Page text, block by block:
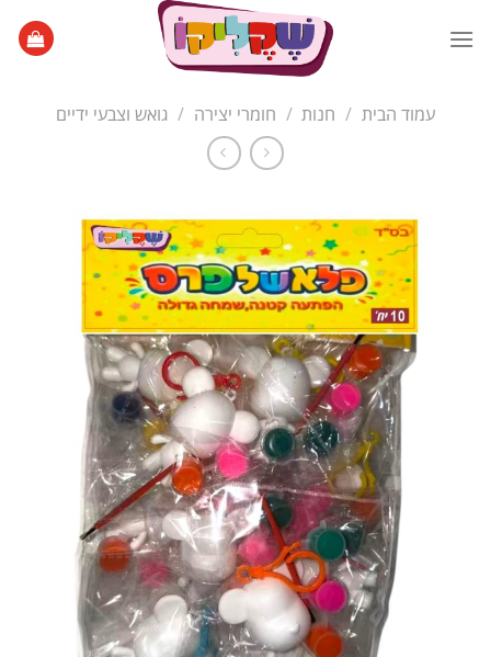
עמוד הבית / חנות / חומרי יצירה / גואש וצבעי ידיים